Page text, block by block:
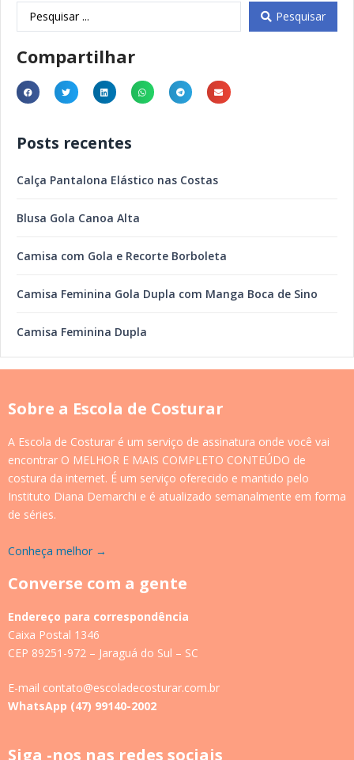
Pesquisar
Compartilhar
Posts recentes
Calça Pantalona Elástico nas Costas
Blusa Gola Canoa Alta
Camisa com Gola e Recorte Borboleta
Camisa Feminina Gola Dupla com Manga Boca de Sino
Camisa Feminina Dupla
Sobre a Escola de Costurar
A Escola de Costurar é um serviço de assinatura onde você vai
encontrar O MELHOR E MAIS COMPLETO CONTEÚDO de
costura da internet. É um serviço oferecido e mantido pelo
Instituto Diana Demarchi e é atualizado semanalmente em forma
de séries.
Conheça melhor →
Converse com a gente
Endereço para correspondência
Caixa Postal 1346
CEP 89251-972 – Jaraguá do Sul – SC
E-mail contato@escoladecosturar.com.br
WhatsApp (47) 99140-2002
Siga -nos nas redes sociais